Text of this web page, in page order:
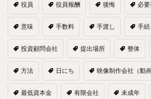
役員 役員報酬 後悔 必
意味 手数料 手渡し 手続
投資顧問会社 提出場所 整体
方法 日にち 映像制作会社（動
最低資本金 有限会社 未成年